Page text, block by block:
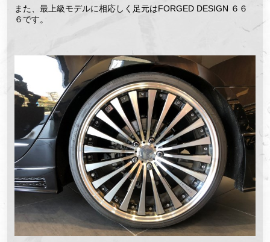
また、最上級モデルに相応しく足元はFORGED DESIGN ６６
６です。